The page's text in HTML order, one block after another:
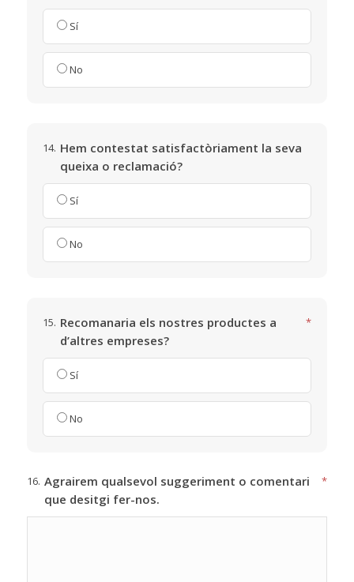
Sí
No
14. Hem contestat satisfactòriament la seva
queixa o reclamació?
Sí
No
15. Recomanaria els nostres productes a
d’altres empreses?
*
Sí
No
16. Agrairem qualsevol suggeriment o comentari
que desitgi fer-nos.
*